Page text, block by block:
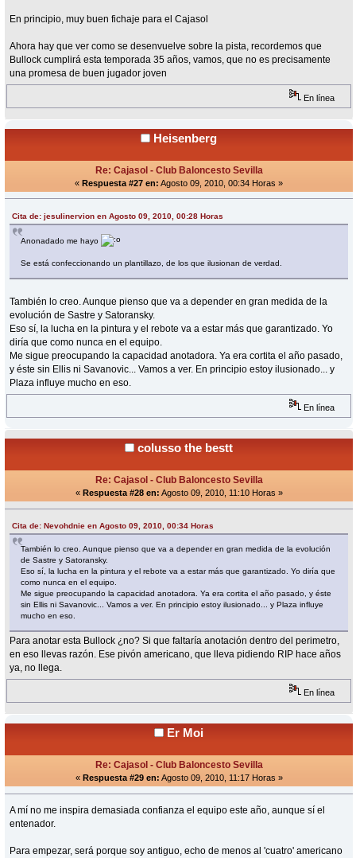
En principio, muy buen fichaje para el Cajasol
Ahora hay que ver como se desenvuelve sobre la pista, recordemos que
Bullock cumplirá esta temporada 35 años, vamos, que no es precisamente
una promesa de buen jugador joven
En línea
Heisenberg
Re: Cajasol - Club Baloncesto Sevilla
« Respuesta #27 en: Agosto 09, 2010, 00:34 Horas »
Cita de: jesulinervion en Agosto 09, 2010, 00:28 Horas
Anonadado me hayo
Se está confeccionando un plantillazo, de los que ilusionan de verdad.
También lo creo. Aunque pienso que va a depender en gran medida de la
evolución de Sastre y Satoransky.
Eso sí, la lucha en la pintura y el rebote va a estar más que garantizado. Yo
diría que como nunca en el equipo.
Me sigue preocupando la capacidad anotadora. Ya era cortita el año pasado,
y éste sin Ellis ni Savanovic... Vamos a ver. En principio estoy ilusionado... y
Plaza influye mucho en eso.
En línea
colusso the bestt
Re: Cajasol - Club Baloncesto Sevilla
« Respuesta #28 en: Agosto 09, 2010, 11:10 Horas »
Cita de: Nevohdnie en Agosto 09, 2010, 00:34 Horas
También lo creo. Aunque pienso que va a depender en gran medida de la evolución
de Sastre y Satoransky.
Eso sí, la lucha en la pintura y el rebote va a estar más que garantizado. Yo diría que
como nunca en el equipo.
Me sigue preocupando la capacidad anotadora. Ya era cortita el año pasado, y éste
sin Ellis ni Savanovic... Vamos a ver. En principio estoy ilusionado... y Plaza influye
mucho en eso.
Para anotar esta Bullock ¿no? Si que faltaría anotación dentro del perimetro,
en eso llevas razón. Ese pivón americano, que lleva pidiendo RIP hace años
ya, no llega.
En línea
Er Moi
Re: Cajasol - Club Baloncesto Sevilla
« Respuesta #29 en: Agosto 09, 2010, 11:17 Horas »
A mí no me inspira demasiada confianza el equipo este año, aunque sí el
entenador.
Para empezar, será porque soy antiguo, echo de menos al 'cuatro' americano